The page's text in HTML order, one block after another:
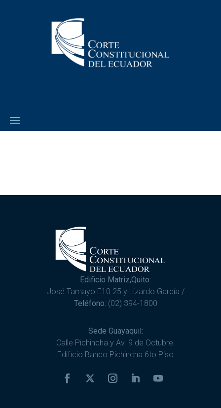
Edificio Matriz,Quito:
José Tamayo E10 25 y Lizardo García /
Teléfono: (02) 394-1800
Sede Guayaquil:
Calle Pichincha y Av. 9 de Octubre.
Edificio Banco Pichincha 6to Piso